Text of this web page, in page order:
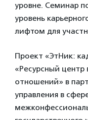
уровне. Семинар
уровень
лифтом для
Проект «ЭтНик:
«Ресурсный
отношений» в
управления в